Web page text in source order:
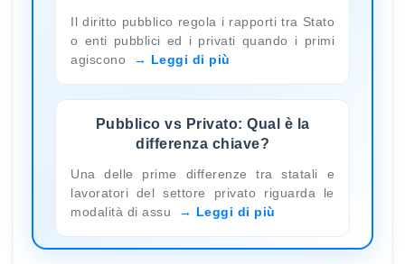
Il diritto pubblico regola i rapporti tra Stato
o enti pubblici ed i privati quando i primi
agiscono
Leggi di più
Pubblico vs Privato: Qual è la
differenza chiave?
Una delle prime differenze tra statali e
lavoratori del settore privato riguarda le
modalità di assu
Leggi di più